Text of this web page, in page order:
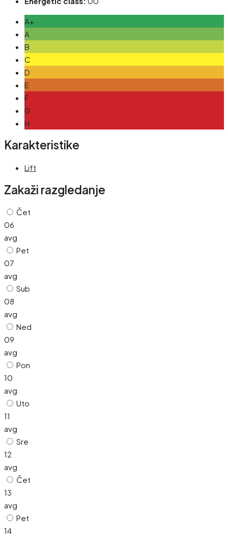
A+
A
B
C
D
E
F
G
H
Karakteristike
Lift
Zakaži razgledanje
Čet
06
avg
Pet
07
avg
Sub
08
avg
Ned
09
avg
Pon
10
avg
Uto
11
avg
Sre
12
avg
Čet
13
avg
Pet
14